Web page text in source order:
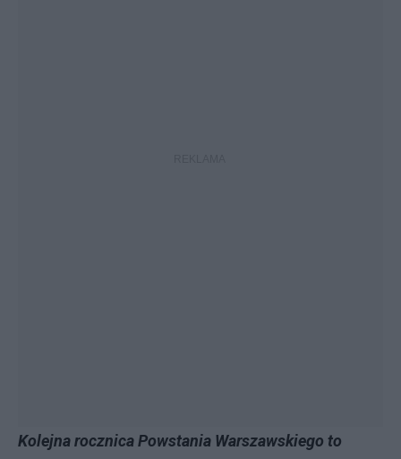
Kolejna rocznica Powstania Warszawskiego to